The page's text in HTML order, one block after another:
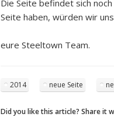
Die Seite befindet sich
Seite haben, würden wir
eure Steeltown Team.
2014 neue Seite
Did you like this article? Share it